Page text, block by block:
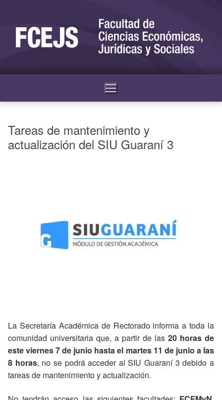
Tareas de mantenimiento y
actualización del SIU Guaraní 3
La Secretaría Académica de Rectorado informa a toda la
comunidad universitaria que, a partir de las 20 horas de
este viernes 7 de junio hasta el martes 11 de junio a las
8 horas, no se podrá acceder al SIU Guaraní 3 debido a
tareas de mantenimiento y actualización.